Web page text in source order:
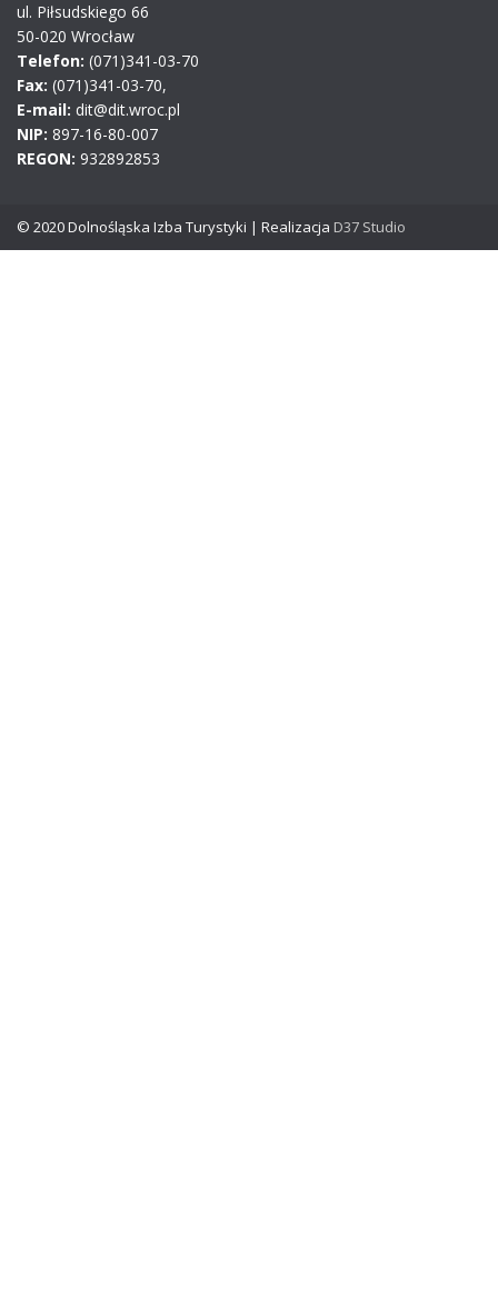
ul. Piłsudskiego 66
50-020 Wrocław
Telefon: (071)341-03-70
Fax: (071)341-03-70,
E-mail: dit@dit.wroc.pl
NIP: 897-16-80-007
REGON: 932892853
© 2020 Dolnośląska Izba Turystyki | Realizacja D37 Studio